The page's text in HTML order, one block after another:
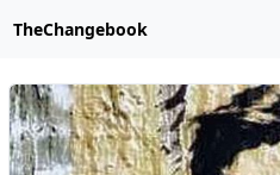
TheChangebook